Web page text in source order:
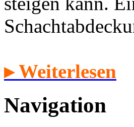
▸ Weiterlesen
Navigation